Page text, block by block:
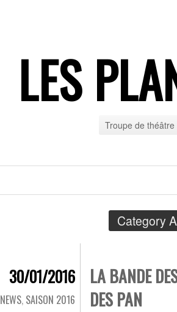
LES
Troupe de
Category
30/01/2016
NEWS, SAISON 2016
LA BANDE
DES PAN